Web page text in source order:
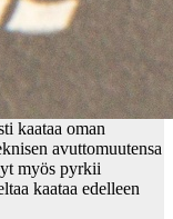
kaataa oman
avuttomuutensa
myös pyrkii
kaataa edelleen